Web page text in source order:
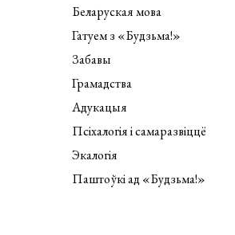
Беларуская мова
Гатуем з «Будзьма!»
Забавы
Грамадства
Адукацыя
Псіхалогія і самаразвіццё
Экалогія
Паштоўкі ад «Будзьма!»